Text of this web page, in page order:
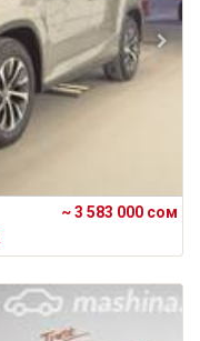
~ 3 583 000 сом